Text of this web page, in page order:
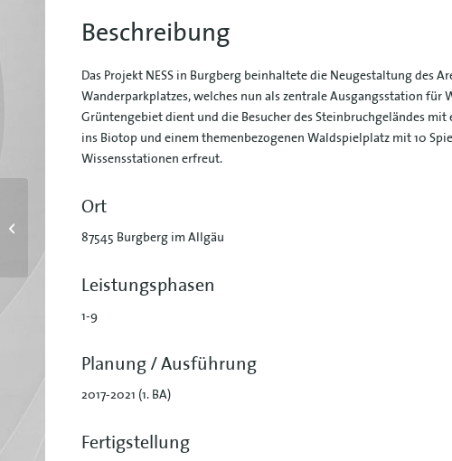
Beschreibung
Das Projekt NESS in Burgberg beinhaltete die Neugestaltung des
Wanderparkplatzes, welches nun als zentrale Ausgangsstation für
Grüntengebiet dient und die Besucher des Steinbruchgeländes mit
ins Biotop und einem themenbezogenen Waldspielplatz mit 10
Wissensstationen erfreut.
Ort
87545 Burgberg im Allgäu
Leistungsphasen
1-9
Planung / Ausführung
2017-2021 (1. BA)
Fertigstellung
Gestaltung des
Ludwig-Brücke, Kempten